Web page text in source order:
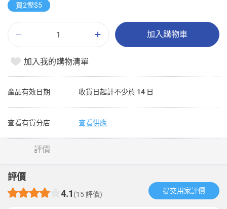
買2慳$5
加入購物車
加入我的購物清單
產品有效日期 收貨日起計不少於 14 日
查看有貨分店 查看供應
評價
評價
4.1 (15 評價) 提交用家評價​